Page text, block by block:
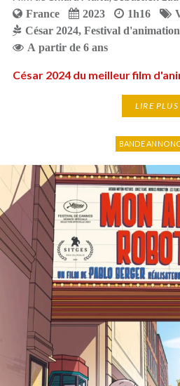
France 2023 1h16
César 2024, Festival
A partir de 6 ans
César 2024 du meilleur film
LIRE PLUS
BANDE